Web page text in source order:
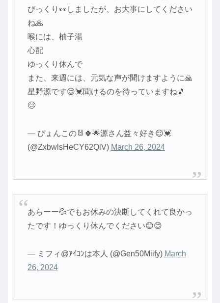
びっくり👀しましたが、お大事にしてください
ね🙏
喉には、柚子湯
心配
ゆっくり休んで
また、来週には、元気な声が聞けますように🙏
星野源です😌💓聞けるのを待っていますね🎵
😊
— ぴょんこの🐰🍀🌟源さん益々好き😌💓
(@ZxbwlsHeCY62QlV) March 26, 2024
あらーー💦でもお休みの決断してくれて良かっ
たです！ゆっくり休んでください😊😊
— ミフィ@ｱｲｺﾝは本人 (@Gen50Miify) March
26, 2024